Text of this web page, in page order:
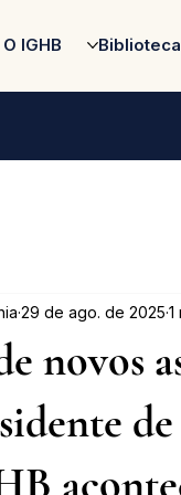
O IGHB Biblioteca
novos
29 de ago. de 2025 1